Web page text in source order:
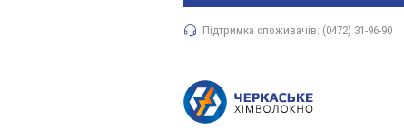
Підтримка споживачів: (0472) 31-96-90